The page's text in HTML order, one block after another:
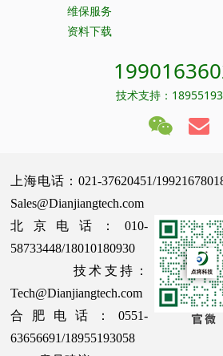
维保服务
资料下载
技术支持：
上海电话：021-37620451/
Sales@Dianjiangtech.com
北京电话：010-
58733448/18010180930
技术支持：
Tech@Dianjiangtech.com
合肥电话：0551-
63656691/18955193058